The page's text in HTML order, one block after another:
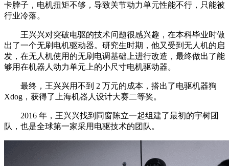
卡脖子，电机扭矩不够，导致关节动力单元性能不行，只能被
行业冷落。
王兴兴对突破电驱的技术问题很感兴趣，在本科毕业时做
出了一个无刷电机驱动器。研究生时期，他又受到无人机的启
发，在无人机使用的无刷电调基础上进行改造，最终做出了能
够用在机器人动力单元上的小尺寸电机驱动器。
最终，王兴兴用不到 2 万元的成本，搭出了电驱机器狗
Xdog，获得了上海机器人设计大赛二等奖。
2016 年，王兴兴找到同窗陈立一起组建了最初的宇树团
队，也是全球第一家采用电驱技术的团队。